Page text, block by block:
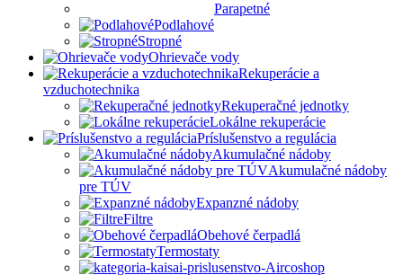
Parapetné
Podlahové
Stropné
Ohrievače vody
Rekuperácie a
vzduchotechnika
Rekuperačné jednotky
Lokálne rekuperácie
Príslušenstvo a regulácia
Akumulačné nádoby
Akumulačné nádoby
pre TÚV
Expanzné nádoby
Filtre
Obehové čerpadlá
Termostaty